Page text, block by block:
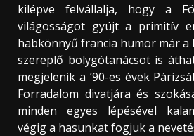
kilépve felvállalja, hogy a
világosságot gyújt a primitív
habkönnyű francia humor már a
szereplő bolygótanácsot is
megjelenik a ’90-es évek
Forradalom divatjára és
minden egyes lépésével
végig a hasunkat fogjuk a